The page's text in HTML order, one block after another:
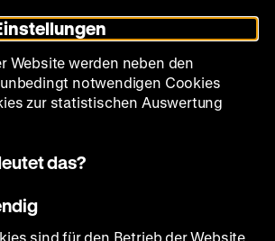
2023, 19.00 Uhr
Here
Website werden neben den
notwendigen Cookies
zur statistischen Auswertung
das?
sind für den Betrieb der Website